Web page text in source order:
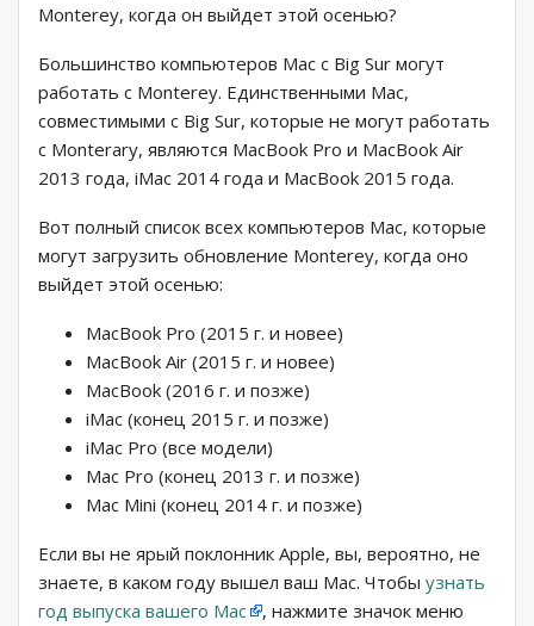
Monterey, когда он выйдет этой осенью?
Большинство компьютеров Mac с Big Sur могут
работать с Monterey. Единственными Mac,
совместимыми с Big Sur, которые не могут работать
с Monterary, являются MacBook Pro и MacBook Air
2013 года, iMac 2014 года и MacBook 2015 года.
Вот полный список всех компьютеров Mac, которые
могут загрузить обновление Monterey, когда оно
выйдет этой осенью:
MacBook Pro (2015 г. и новее)
MacBook Air (2015 г. и новее)
MacBook (2016 г. и позже)
iMac (конец 2015 г. и позже)
iMac Pro (все модели)
Mac Pro (конец 2013 г. и позже)
Mac Mini (конец 2014 г. и позже)
Если вы не ярый поклонник Apple, вы, вероятно, не
знаете, в каком году вышел ваш Mac. Чтобы узнать
год выпуска вашего Mac
, нажмите значок меню